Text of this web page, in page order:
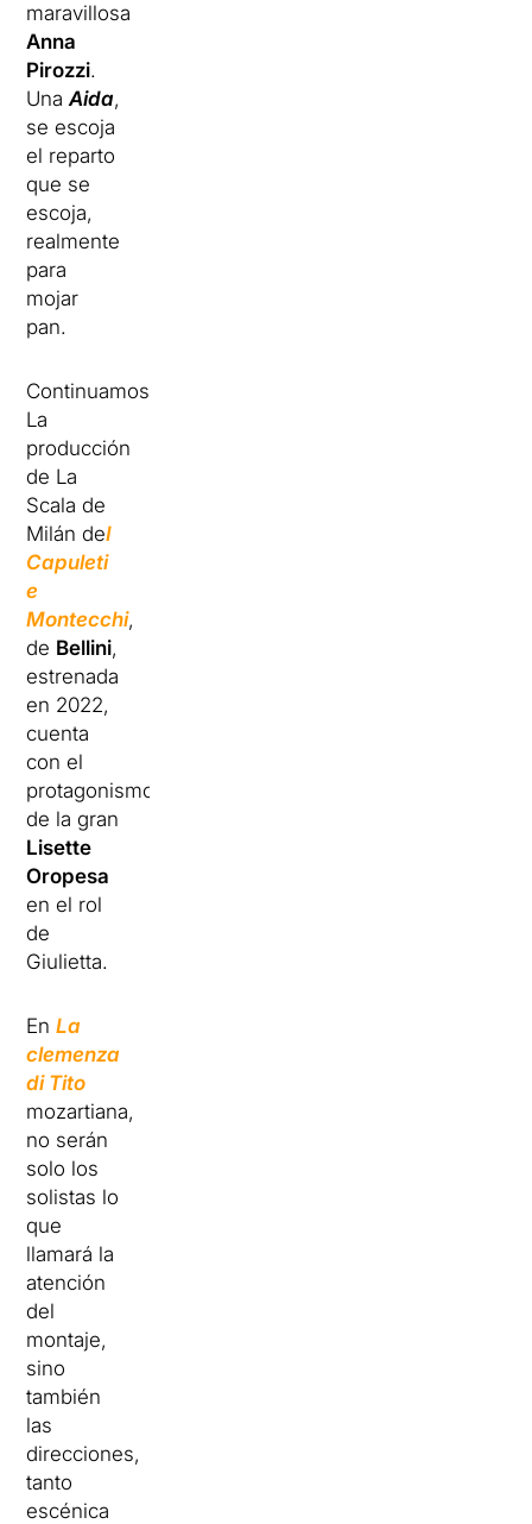
maravillosa
Anna
Pirozzi.
UnaAida,
se escoja
el reparto
que se
escoja,
realmente
para
mojar
pan.
Continuamos.
La
producción
de La
Scala de
Milán deI
Capuleti
e
Montecchi,
de Bellini,
estrenada
en 2022,
cuenta
con el
protagonismo
de la gran
Lisette
Oropesa
en el rol
de
Giulietta.
EnLa
clemenza
di Tito
mozartiana,
no serán
solo los
solistas lo
que
llamará la
atención
del
montaje,
sino
también
las
direcciones,
tanto
escénica